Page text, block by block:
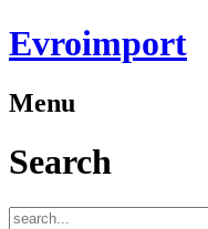
Evroimport
Menu
Search